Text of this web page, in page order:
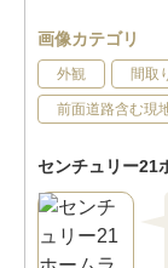
画像カテゴリ
外観 間取
前面道路含む現
センチュリー21